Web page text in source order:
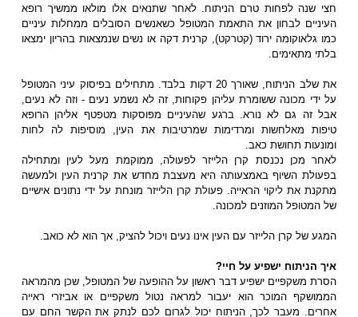
חצי שנה לפחות טרם הניתוח. לאחר שתנאים אלו מולאו ממשיך רופא
העיניים לבחון את התאמת המטופל כשאנשים הסובלים ממחלות עיניים
כמו גלאוקומה ירוד (קטרקט), קרנית דקה או נשים שנמצאות בהריון ימצאו
בלתי מתאימים.
את שלב הניתוח, שאורך 20 דקות בלבד. מתחילים בפיסוק עיני המטופל
על ידי מכונה ששומרת עליהן פקוחות, זה לא נשמע נעים - וזה לא נעים,
אבל זה גם לא נורא. ברגע שהעיניים מפוסקות מטפטף אליהן הרופא
טיפות מאלחשות ומרדימות שמרטיבות את העין, מוסיפות לה לחות
ומונעות תחושת כאב.
לאחר מכן נכנסת קרן הלייזר לפעולה, ממוקמת מעל לעין ומתחילה
בפעולת השיוף באמצעותה היא מעצבת מחדש את קרנית העין ולמעשה
מתקנת את ליקוי הראייה. פעולת קרן הלייזר מונחת על ידי נתונים אישיים
של המטופל המוזנים למכונה.
המגע של קרן הלייזר עם העין אינו נעים ויכול להציק, אך הוא לא כואב.
איך הניתוח ישפיע על חיי?
הסרת משקפיים ישפיע דבר ראשון על ההופעה של המטופל, שכן מהמראה
הממושקף המוכר הוא יעבור למראה נטול משקפיים או אביזרי ראייה
אחרים. מעבר לכך, הניתוח יכול לגרום לכם לנתק את הקשר החם עם